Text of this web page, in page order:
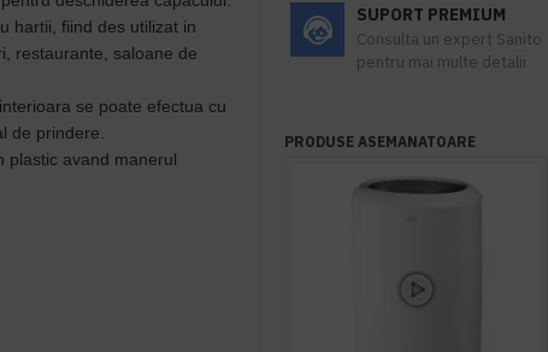
hartii, fiind des utilizat in
restaurante, saloane de
se poate efectua cu
de prindere.
plastic avand manerul
SUPORT PREMIUM
Consulta un expert Sanito
pentru mai multe detalii
PRODUSE ASEMANATOARE